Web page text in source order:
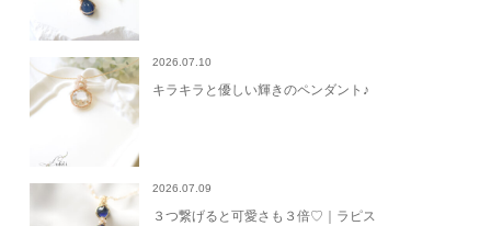
2026.07.10
キラキラと優しい輝きのペンダント♪
2026.07.09
３つ繋げると可愛さも３倍♡｜ラピス